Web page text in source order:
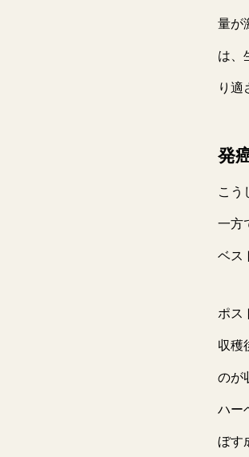
量が
は、
り適
発
こう
一方
ベス
ポス
収穫
のが
ハー
ぼす